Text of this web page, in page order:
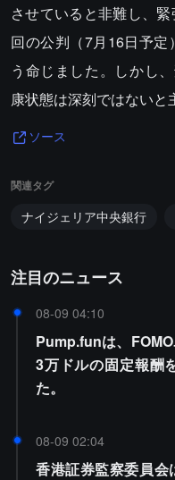
させていると非難し、
回の公判（7月16日予定
う命じました。しかし
康状態は深刻ではないと
ソース
関連タグ
ナイジェリア中央銀行
注目のニュース
08-09 04:10
Pump.funは、
3万ドルの固定報酬
た。
08-09 02:04
香港証券監察委員